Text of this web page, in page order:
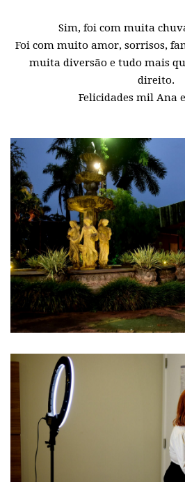
Sim, foi com muita
Foi com muito amor, sorrisos,
muita diversão e tudo mais
direito.
Felicidades mil Ana